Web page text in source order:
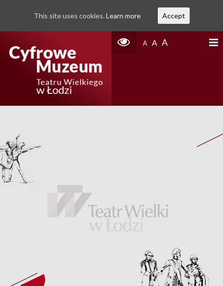
A A A
This site uses cookies. Learn more Accept